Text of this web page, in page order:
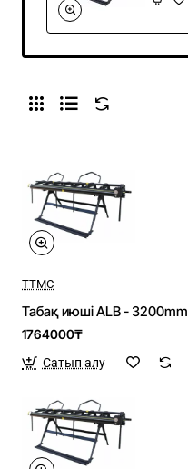
TTMC
Табақ июші ALB - 3200mm
1764000₸
Сатып алу